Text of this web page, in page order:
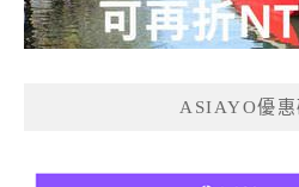
ASIAYO優惠